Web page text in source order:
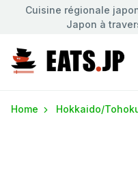
Cuisine régionale
Japon à
Home Hokkaido/